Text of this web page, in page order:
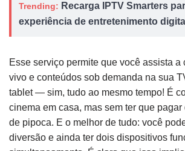
Trending: Recarga IPTV Smarters
experiência de entretenimento digital
Esse serviço permite que você assista a
vivo e conteúdos sob demanda na sua
tablet — sim, tudo ao mesmo tempo! É
cinema em casa, mas sem ter que
de pipoca. E o melhor de tudo: você
diversão e ainda ter dois dispositivos